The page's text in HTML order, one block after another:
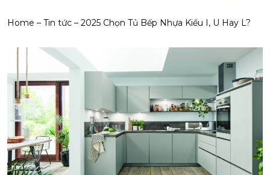
Home – Tin tức – 2025 Chọn Tủ Bếp Nhựa Kiểu I, U Hay L?